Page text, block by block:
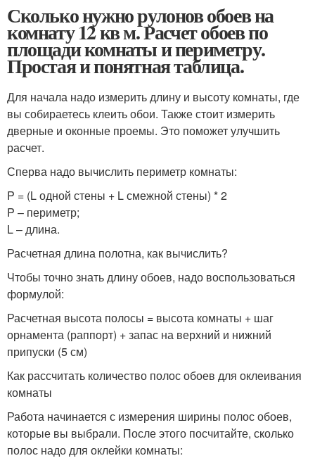
Сколько нужно рулонов обоев на
комнату 12 кв м. Расчет обоев по
площади комнаты и периметру.
Простая и понятная таблица.
Для начала надо измерить длину и высоту комнаты, где
вы собираетесь клеить обои. Также стоит измерить
дверные и оконные проемы. Это поможет улучшить
расчет.
Сперва надо вычислить периметр комнаты:
P = (L одной стены + L смежной стены) * 2
P – периметр;
L – длина.
Расчетная длина полотна, как вычислить?
Чтобы точно знать длину обоев, надо воспользоваться
формулой:
Расчетная высота полосы = высота комнаты + шаг
орнамента (раппорт) + запас на верхний и нижний
припуски (5 см)
Как рассчитать количество полос обоев для оклеивания
комнаты
Работа начинается с измерения ширины полос обоев,
которые вы выбрали. После этого посчитайте, сколько
полос надо для оклейки комнаты: